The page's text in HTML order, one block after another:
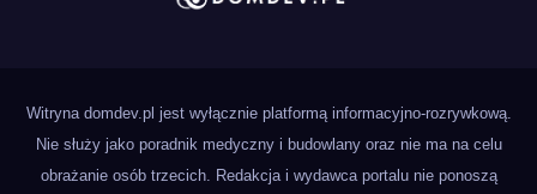
Witryna domdev.pl jest wyłącznie platformą informacyjno-rozrywkową.
Nie służy jako poradnik medyczny i budowlany oraz nie ma na celu
obrażanie osób trzecich. Redakcja i wydawca portalu nie ponoszą